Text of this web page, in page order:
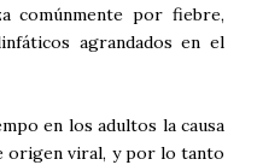
comúnmente por fiebre,
agrandados en el
en los adultos la causa
origen viral, y por lo tanto